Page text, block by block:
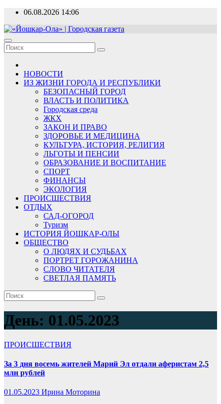
Перейти
содержимому
06.08.2026 14:06
«Йошкар-Ола» | Городская газета
Новости, события, люди
НОВОСТИ
ИЗ ЖИЗНИ ГОРОДА И РЕСПУБЛИКИ
БЕЗОПАСНЫЙ ГОРОД
ВЛАСТЬ И ПОЛИТИКА
Городская среда
ЖКХ
ЗАКОН И ПРАВО
ЗДОРОВЬЕ И МЕДИЦИНА
КУЛЬТУРА, ИСТОРИЯ, РЕЛИГИЯ
ЛЬГОТЫ И ПЕНСИИ
ОБРАЗОВАНИЕ И ВОСПИТАНИЕ
СПОРТ
ФИНАНСЫ
ЭКОЛОГИЯ
ПРОИСШЕСТВИЯ
ОТДЫХ
САД-ОГОРОД
Туризм
ИСТОРИЯ ЙОШКАР-ОЛЫ
ОБЩЕСТВО
О ЛЮДЯХ И СУДЬБАХ
ПОРТРЕТ ГОРОЖАНИНА
СЛОВО ЧИТАТЕЛЯ
СВЕТЛАЯ ПАМЯТЬ
День: 01.05.2023
ПРОИСШЕСТВИЯ
За 3 дня восемь жителей Марий Эл отдали аферистам 2,5
млн рублей
01.05.2023 Ирина Моторина